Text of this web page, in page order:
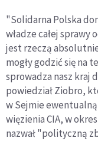
"Solidarna Polska
władze całej sprawy
jest rzeczą
mogły godzić się na
sprowadza nasz kraj
powiedział Ziobro,
w Sejmie
więzienia CIA, w
nazwał "polityczną